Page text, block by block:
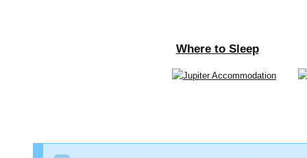
Where to Sleep